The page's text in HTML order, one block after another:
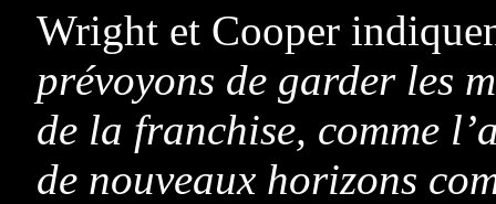
Wright et Cooper
prévoyons de garder les
de la franchise, comme
de nouveaux horizons